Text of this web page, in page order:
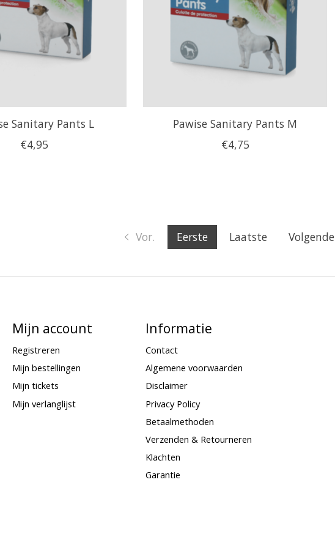
Sanitary Pants L
€4,95
Pawise Sanitary Pants M
€4,75
Vor. Eerste Laatste Volgende
Mijn account
Registreren
Mijn bestellingen
Mijn tickets
Mijn verlanglijst
Informatie
Contact
Algemene voorwaarden
Disclaimer
Privacy Policy
Betaalmethoden
Verzenden & Retourneren
Klachten
Garantie